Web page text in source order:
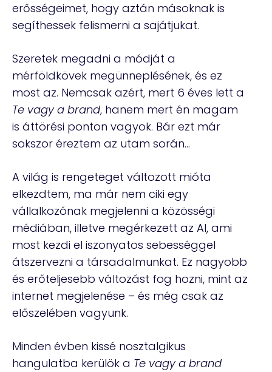
erősségeimet, hogy aztán másoknak is
segíthessek felismerni a sajátjukat.
Szeretek megadni a módját a
mérföldkövek megünneplésének, és ez
most az. Nemcsak azért, mert 6 éves lett a
Te vagy a brand, hanem mert én magam
is áttörési ponton vagyok. Bár ezt már
sokszor éreztem az utam során…
A világ is rengeteget változott mióta
elkezdtem, ma már nem ciki egy
vállalkozónak megjelenni a közösségi
médiában, illetve megérkezett az AI, ami
most kezdi el iszonyatos sebességgel
átszervezni a társadalmunkat. Ez nagyobb
és erőteljesebb változást fog hozni, mint az
internet megjelenése – és még csak az
előszelében vagyunk.
Minden évben kissé nosztalgikus
hangulatba kerülök a Te vagy a brand